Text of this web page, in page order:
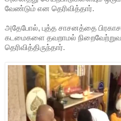
வேண்டும் என தெரிவித்தார்.
அதேபோல், புத்த சாசனத்தை
கடமைகளை தவறாமல்
தெரிவித்திருந்தார்.